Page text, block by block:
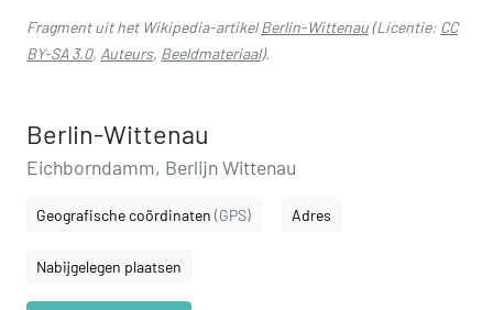
Fragment uit het Wikipedia-artikelBerlin-Wittenau(Licentie: CC
BY-SA 3.0, Auteurs, Beeldmateriaal).
Berlin-Wittenau
Eichborndamm, Berlijn Wittenau
Geografische coördinaten (GPS) Adres
Nabijgelegen plaatsen